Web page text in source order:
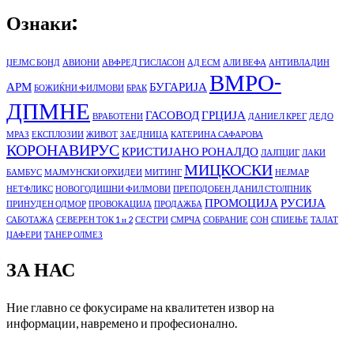
Ознаки:
ЏЕЈМС БОНД АВИОНИ АВФРЕД ГИСЛАСОН АД ЕСМ АЛИ ВЕФА АНТИВЛАДИН
АРМ БОЖИЌНИ ФИЛМОВИ БРАК БУГАРИЈА ВМРО-
ДПМНЕ ВРАБОТЕНИ ГАСОВОДГРЦИЈА ДАНИЕЛ КРЕГ ДЕДО
МРАЗ ЕКСПЛОЗИИ ЖИВОТ ЗАЕДНИЦА КАТЕРИНА САФАРОВА
КОРОНАВИРУСКРИСТИЈАНО РОНАЛДО ЛАЈПЦИГ ЛАКИ
БАМБУС МАЈМУНСКИ ОРХИДЕИ МИТИНГ МИЦКОСКИ НЕЈМАР
НЕТФЛИКС НОВОГОДИШНИ ФИЛМОВИ ПРЕПОДОБЕН ДАНИЛ СТОЛПНИК
ПРИНУДЕН ОДМОР ПРОВОКАЦИЈА ПРОДАЖБА ПРОМОЦИЈА РУСИЈА
САБОТАЖА СЕВЕРЕН ТОК 1 и 2 СЕСТРИ СМРЧА СОБРАНИЕ СОН СПИЕЊЕ ТАЛАТ
ЏАФЕРИ ТАНЕР ОЛМЕЗ
ЗА НАС
Ние главно се фокусираме на квалитетен извор на
информации, навремено и професионално.